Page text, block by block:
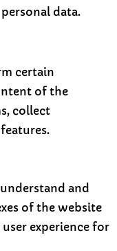
personal data.
certain
of the
collect
and
of the website
experience for